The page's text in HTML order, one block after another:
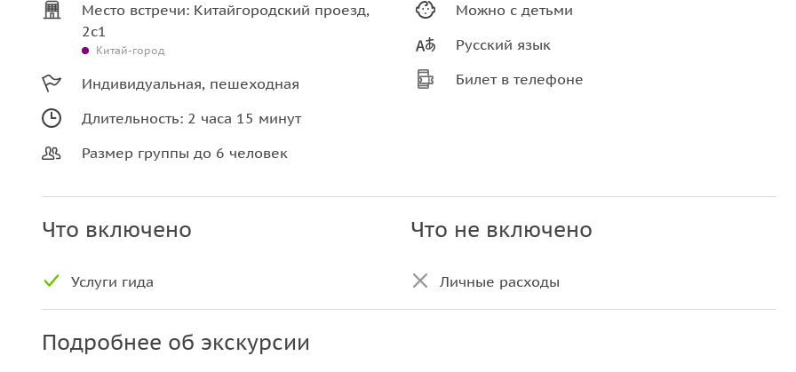
Место встречи: Китайгородский проезд,
2с1
Китай-город
Индивидуальная, пешеходная
Длительность: 2 часа 15 минут
Размер группы до 6 человек
Можно с детьми
Русский язык
Билет в телефоне
Что включено
Услуги гида
Что не включено
Личные расходы
Подробнее об экскурсии